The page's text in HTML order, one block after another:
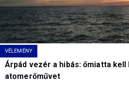
VÉLEMÉNY
Árpád vezér a hibás: őmiatta
atomerőművet